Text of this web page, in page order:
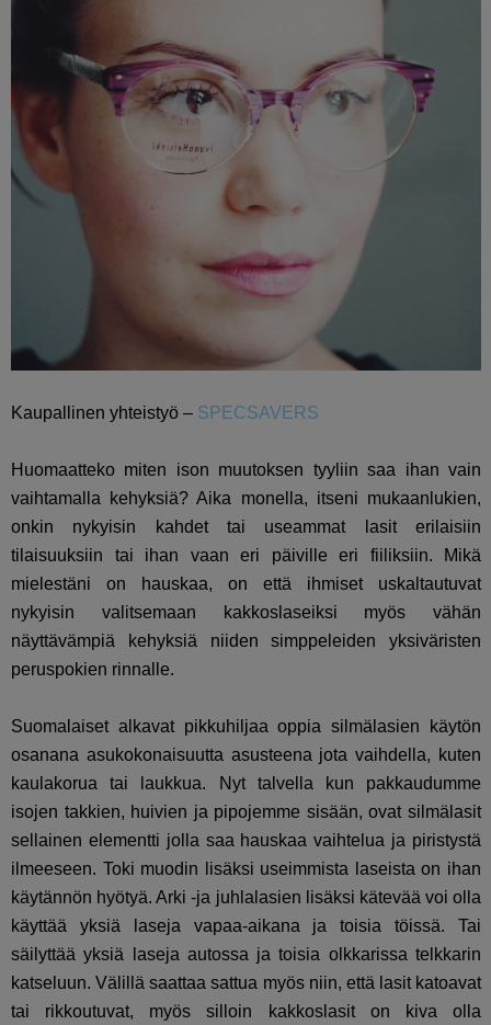
Kaupallinen yhteistyö – SPECSAVERS
Huomaatteko miten ison muutoksen tyyliin saa ihan vain
vaihtamalla kehyksiä? Aika monella, itseni mukaanlukien,
onkin nykyisin kahdet tai useammat lasit erilaisiin
tilaisuuksiin tai ihan vaan eri päiville eri fiiliksiin. Mikä
mielestäni on hauskaa, on että ihmiset uskaltautuvat
nykyisin valitsemaan kakkoslaseiksi myös vähän
näyttävämpiä kehyksiä niiden simppeleiden yksiväristen
peruspokien rinnalle.
Suomalaiset alkavat pikkuhiljaa oppia silmälasien käytön
osanana asukokonaisuutta asusteena jota vaihdella, kuten
kaulakorua tai laukkua. Nyt talvella kun pakkaudumme
isojen takkien, huivien ja pipojemme sisään, ovat silmälasit
sellainen elementti jolla saa hauskaa vaihtelua ja piristystä
ilmeeseen. Toki muodin lisäksi useimmista laseista on ihan
käytännön hyötyä. Arki -ja juhlalasien lisäksi kätevää voi olla
käyttää yksiä laseja vapaa-aikana ja toisia töissä. Tai
säilyttää yksiä laseja autossa ja toisia olkkarissa telkkarin
katseluun. Välillä saattaa sattua myös niin, että lasit katoavat
tai rikkoutuvat, myös silloin kakkoslasit on kiva olla